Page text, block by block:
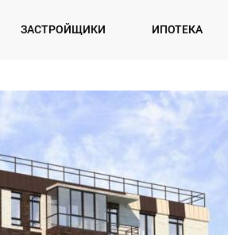
ЗАСТРОЙЩИКИ ИПОТЕКА